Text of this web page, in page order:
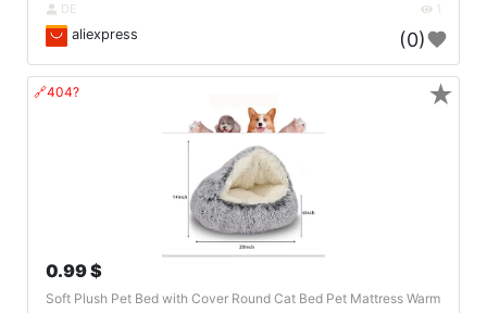
DE 1
aliexpress (0)
🔗404?
0.99 $
Soft Plush Pet Bed with Cover Round Cat Bed Pet Mattress Warm
★